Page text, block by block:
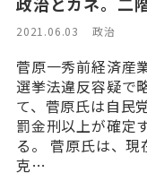
2021.06.03 政治
菅原一秀前経済産
選挙法違反容疑で
て、菅原氏は自民
罰金刑以上が確定
る。 菅原氏は、
克…